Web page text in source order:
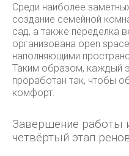
Среди наиболее
создание семейной
сад, а также переделка
организована open
наполняющими
Таким образом, каждый
проработан так, чтобы
комфорт.
Завершение работы
четвёртый этап